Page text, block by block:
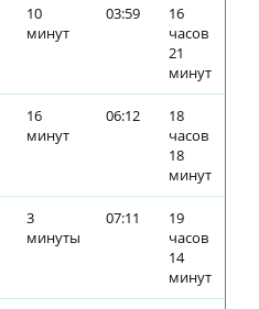
10
минут
03:59
16
часов
21
минут
16
минут
06:12
18
часов
18
минут
3
минуты
07:11
19
часов
14
минут